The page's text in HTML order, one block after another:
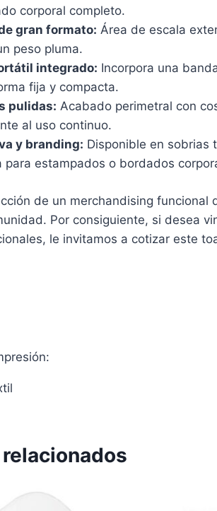
corporal completo.
gran formato: Área de escala
peso pluma.
integrado: Incorpora una
fija y compacta.
pulidas: Acabado perimetral con
al uso continuo.
y branding: Disponible en sobrias
para estampados o bordados
de un merchandising
Por consiguiente, si desea
le invitamos a cotizar este